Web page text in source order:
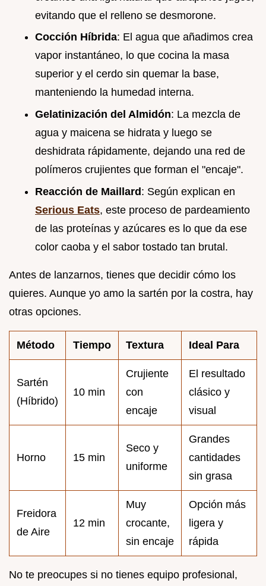
evitando que el relleno se desmorone.
Cocción Híbrida: El agua que añadimos crea
vapor instantáneo, lo que cocina la masa
superior y el cerdo sin quemar la base,
manteniendo la humedad interna.
Gelatinización del Almidón: La mezcla de
agua y maicena se hidrata y luego se
deshidrata rápidamente, dejando una red de
polímeros crujientes que forman el "encaje".
Reacción de Maillard: Según explican en
Serious Eats, este proceso de pardeamiento
de las proteínas y azúcares es lo que da ese
color caoba y el sabor tostado tan brutal.
Antes de lanzarnos, tienes que decidir cómo los
quieres. Aunque yo amo la sartén por la costra, hay
otras opciones.
Método Tiempo Textura Ideal Para
Sartén
(Híbrido)
10 min
Crujiente
con
encaje
El resultado
clásico y
visual
Horno 15 min
Seco y
uniforme
Grandes
cantidades
sin grasa
Freidora
de Aire
12 min
Muy
crocante,
sin encaje
Opción más
ligera y
rápida
No te preocupes si no tienes equipo profesional,